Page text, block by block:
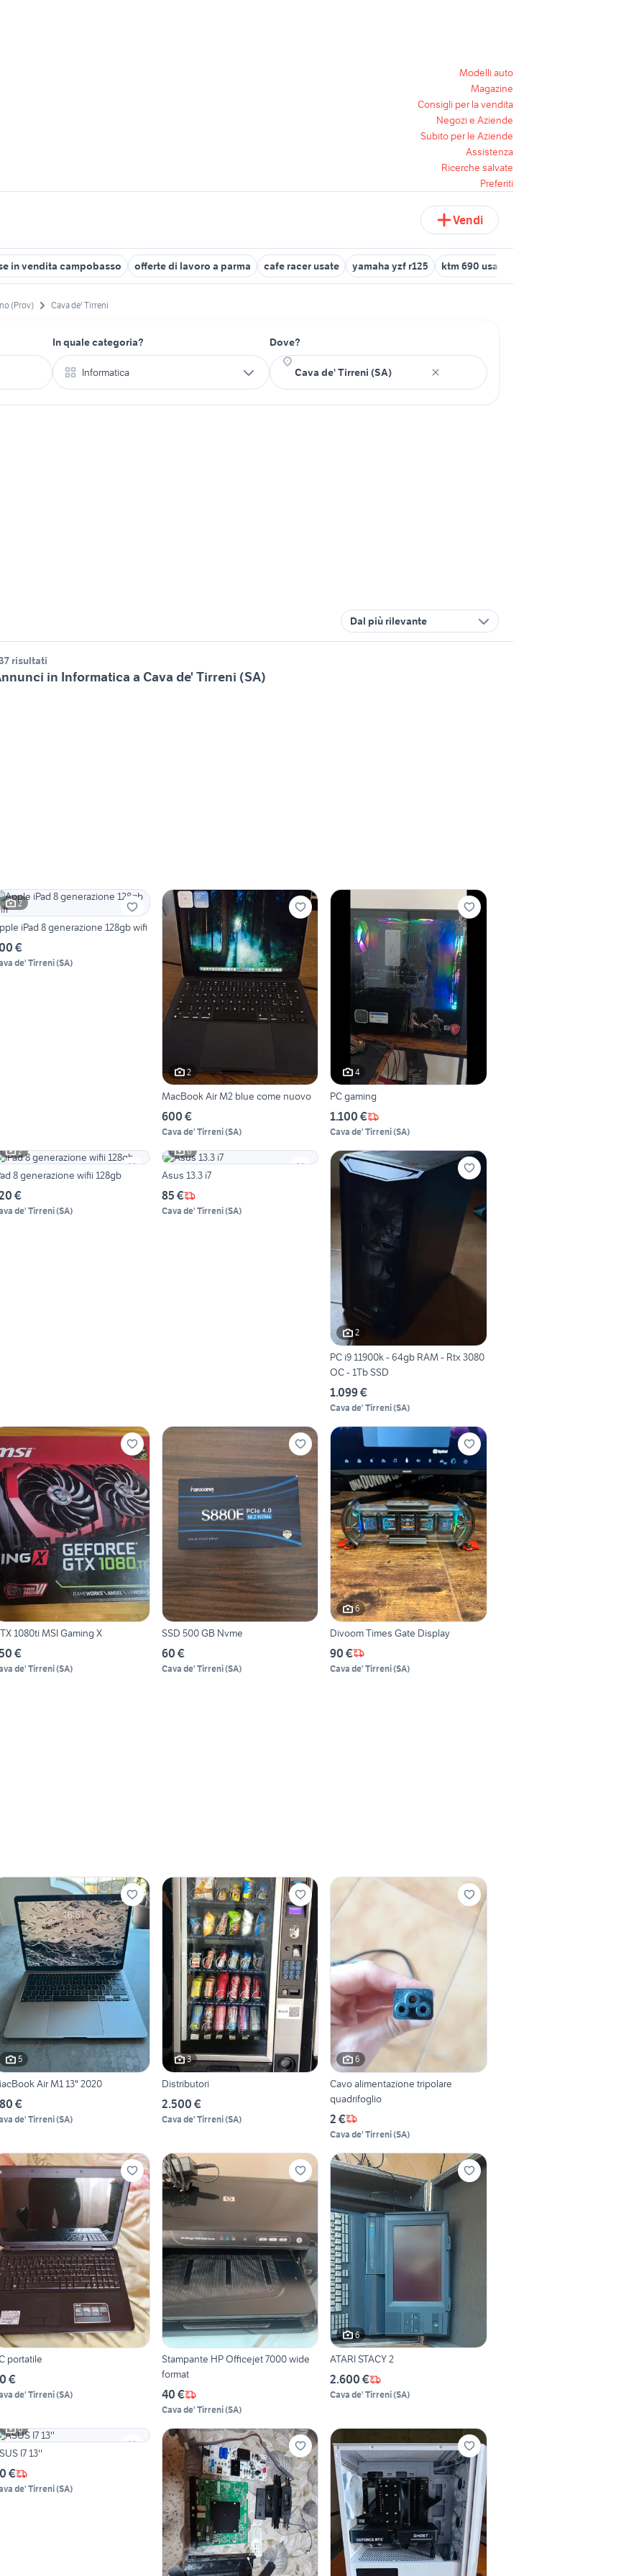
Modelli auto
Magazine
Consigli per la vendita
Negozi e Aziende
Subito per le Aziende
Assistenza
Ricerche salvate
Preferiti
Vendi
in vendita campobasso offerte di lavoro a parma cafe racer usate yamaha yzf r125 ktm 690 usato
(Prov) Cava de' Tirreni
In quale categoria?
Informatica
Dove?
Dal più rilevante
risultati
in Informatica a Cava de' Tirreni (SA)
2
iPad 8 generazione 128gb wifi
€
de' Tirreni(SA)
2
MacBook Air M2 blue come nuovo
600 €
Cava de' Tirreni(SA)
4
PC gaming
1.100 €
Cava de' Tirreni(SA)
2
8 generazione wifii 128gb
€
de' Tirreni(SA)
6
Asus 13.3 i7
85 €
Cava de' Tirreni(SA)
2
PC i9 11900k - 64gb RAM - Rtx 3080
OC - 1Tb SSD
1.099 €
Cava de' Tirreni(SA)
1080ti MSI Gaming X
€
de' Tirreni(SA)
SSD 500 GB Nvme
60 €
Cava de' Tirreni(SA)
6
Divoom Times Gate Display
90 €
Cava de' Tirreni(SA)
5
Air M1 13" 2020
€
de' Tirreni(SA)
3
Distributori
2.500 €
Cava de' Tirreni(SA)
6
Cavo alimentazione tripolare
quadrifoglio
2 €
Cava de' Tirreni(SA)
portatile
€
de' Tirreni(SA)
Stampante HP Officejet 7000 wide
format
40 €
Cava de' Tirreni(SA)
6
ATARI STACY 2
2.600 €
Cava de' Tirreni(SA)
6
I7 13''
€
de' Tirreni(SA)